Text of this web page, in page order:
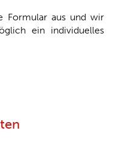
Formular aus und wir
ein individuelles